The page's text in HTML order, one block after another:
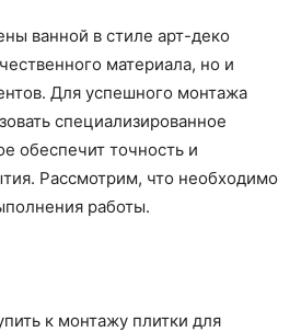
ванной в стиле арт-деко
материала, но и
Для успешного монтажа
специализированное
обеспечит точность и
Рассмотрим, что необходимо
работы.
к монтажу плитки для